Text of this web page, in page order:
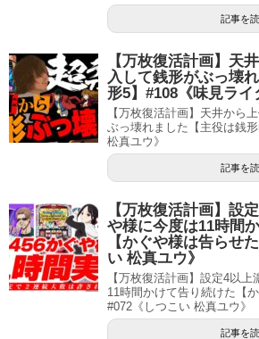
記事を
【万枚復活計画】天
入して銭形がぶっ壊
形5】#108《味見ライ
【万枚復活計画】天井から
ぶっ壊れました【主役は銭
松真ユウ》
記事を
【万枚復活計画】設
や様に今度は11時間
【かぐや様は告らせ
い 松真ユウ》
【万枚復活計画】設定4以
11時間かけて告り続けた【
#072《しつこい 松真ユウ》
記事を